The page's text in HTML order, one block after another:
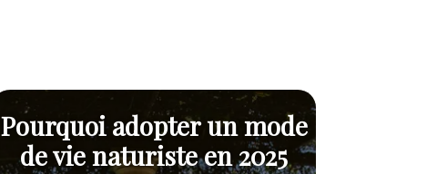
Pourquoi adopter un mode
de vie naturiste en 2025